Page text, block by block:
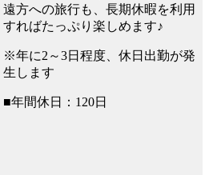
遠方への旅行も、長期休暇を利用
すればたっぷり楽しめます♪
※年に2～3日程度、休日出勤が発
生します
■年間休日：120日